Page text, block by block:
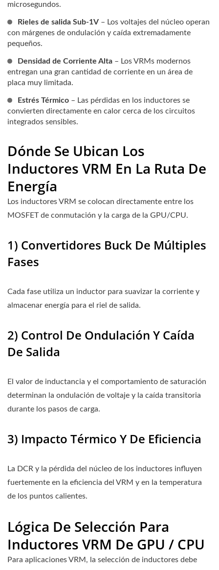
microsegundos.
Rieles de salida Sub-1V – Los voltajes del núcleo operan
con márgenes de ondulación y caída extremadamente
pequeños.
Densidad de Corriente Alta – Los VRMs modernos
entregan una gran cantidad de corriente en un área de
placa muy limitada.
Estrés Térmico – Las pérdidas en los inductores se
convierten directamente en calor cerca de los circuitos
integrados sensibles.
Dónde Se Ubican Los
Inductores VRM En La Ruta De
Energía
Los inductores VRM se colocan directamente entre los
MOSFET de conmutación y la carga de la GPU/CPU.
1) Convertidores Buck De Múltiples
Fases
Cada fase utiliza un inductor para suavizar la corriente y
almacenar energía para el riel de salida.
2) Control De Ondulación Y Caída
De Salida
El valor de inductancia y el comportamiento de saturación
determinan la ondulación de voltaje y la caída transitoria
durante los pasos de carga.
3) Impacto Térmico Y De Eficiencia
La DCR y la pérdida del núcleo de los inductores influyen
fuertemente en la eficiencia del VRM y en la temperatura
de los puntos calientes.
Lógica De Selección Para
Inductores VRM De GPU / CPU
Para aplicaciones VRM, la selección de inductores debe